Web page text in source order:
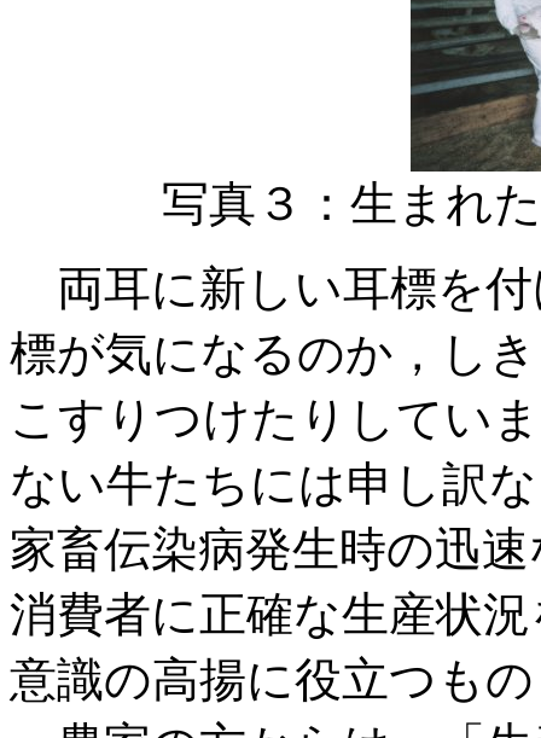
写真３：生まれ
両耳に新しい耳標を
標が気になるのか，し
こすりつけたりしてい
ない牛たちには申し訳
家畜伝染病発生時の迅
消費者に正確な生産状
意識の高揚に役立つも